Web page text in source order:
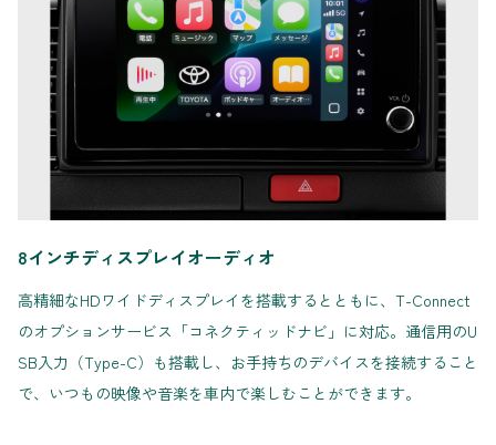
8インチディスプレイオーディオ
高精細なHDワイドディスプレイを搭載するとともに、T-Connect
のオプションサービス「コネクティッドナビ」に対応。通信用のU
SB入力（Type-C）も搭載し、お手持ちのデバイスを接続すること
で、いつもの映像や音楽を車内で楽しむことができます。